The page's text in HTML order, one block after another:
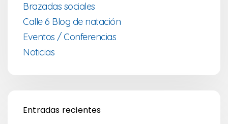
Brazadas sociales
Calle 6 Blog de natación
Eventos / Conferencias
Noticias
Entradas recientes